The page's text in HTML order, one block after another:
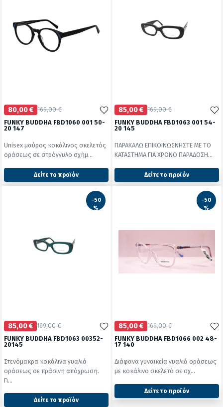
80,00 € 169,00 €
FUNKY BUDDHA FBD1060 001 50-
20 147
Unisex μαύρος κοκάλινος σκελετός
οράσεως σε στρόγγυλο σχήμ...
Δείτε το προϊόν
2428
85,00 € 169,00 €
FUNKY BUDDHA FBD1063 001 54-
20 145
ΠΑΡΑΚΑΛΩ ΕΠΙΚΟΙΝΩΣΝΗΣΤΕ ΜΕ ΤΟ
ΚΑΤΑΣΤΗΜΑ ΓΙΑ ΧΡΟΝΟ ΠΑΡΑΔΟΣΗ...
Δείτε το προϊόν
2428
-50
%
85,00 € 169,00 €
FUNKY BUDDHA FBD1063 00352-
20145
Στενόμακρα κοκάλινα γυαλιά
οράσεως σε πράσινη απόχρωση.
Γι...
Δείτε το προϊόν
-50
%
85,00 € 169,00 €
FUNKY BUDDHA FBD1066 002 48-
17 140
Διάφανα γυναικεία γυαλιά οράσεως
με κοκάλινο σκελετό σε σχ...
Δείτε το προϊόν